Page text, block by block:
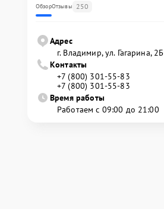
ОбзорОтзывы 250
Адрес
г. Владимир, ул. Гагарина, 2Б
Контакты
+7 (800) 301-55-83
+7 (800) 301-55-83
Время работы
Работаем с 09:00 до 21:00